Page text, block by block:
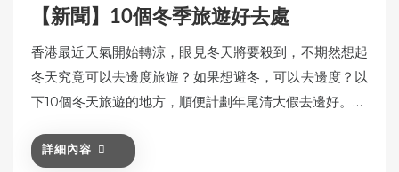
【新聞】10個冬季旅遊好去處
香港最近天氣開始轉涼，眼見冬天將要殺到，不期然想起
冬天究竟可以去邊度旅遊？如果想避冬，可以去邊度？以
下10個冬天旅遊的地方，順便計劃年尾清大假去邊好。…
詳細內容